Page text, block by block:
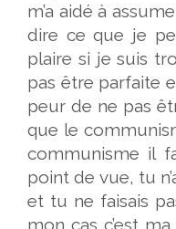
m’a aidé à
dire ce que je
plaire si je suis
pas être parfaite
peur de ne pas
que le
communisme il
point de vue, tu
et tu ne faisais
mon cas c’est